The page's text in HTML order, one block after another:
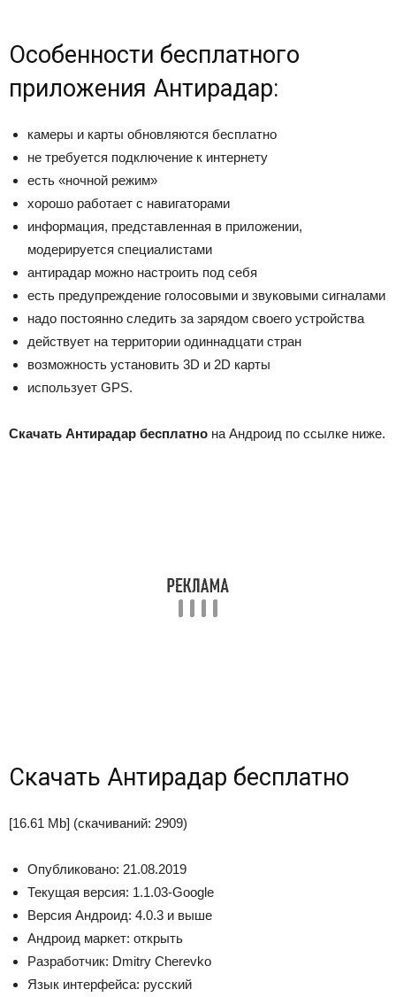
Особенности бесплатного
приложения Антирадар:
камеры и карты обновляются бесплатно
не требуется подключение к интернету
есть «ночной режим»
хорошо работает с навигаторами
информация, представленная в приложении,
модерируется специалистами
антирадар можно настроить под себя
есть предупреждение голосовыми и звуковыми сигналами
надо постоянно следить за зарядом своего устройства
действует на территории одиннадцати стран
возможность установить 3D и 2D карты
использует GPS.
Скачать Антирадар бесплатно на Андроид по ссылке ниже.
Скачать Антирадар бесплатно
[16.61 Mb] (cкачиваний: 2909)
Опубликовано: 21.08.2019
Текущая версия: 1.1.03-Google
Версия Андроид: 4.0.3 и выше
Андроид маркет: открыть
Разработчик: Dmitry Cherevko
Язык интерфейса: русский